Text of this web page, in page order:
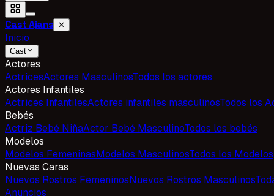
Cast Ajans ✕
Inicio
Cast
Actores
ActricesActores MasculinosTodos los actores
Actores Infantiles
Actrices InfantilesActores infantiles masculinosTodos los
Bebés
Actriz Bebé NiñaActor Bebé MasculinoTodos los bebés
Modelos
Modelos FemeninasModelos MasculinosTodos los Modelos
Nuevas Caras
Nuevos Rostros FemeninosNuevos Rostros Masculinos
Anuncios